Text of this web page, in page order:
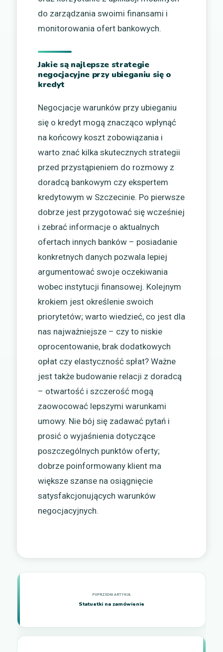
do zarządzania swoimi finansami i
monitorowania ofert bankowych.
Jakie są najlepsze strategie
negocjacyjne przy ubieganiu się o
kredyt
Negocjacje warunków przy ubieganiu
się o kredyt mogą znacząco wpłynąć
na końcowy koszt zobowiązania i
warto znać kilka skutecznych strategii
przed przystąpieniem do rozmowy z
doradcą bankowym czy ekspertem
kredytowym w Szczecinie. Po pierwsze
dobrze jest przygotować się wcześniej
i zebrać informacje o aktualnych
ofertach innych banków – posiadanie
konkretnych danych pozwala lepiej
argumentować swoje oczekiwania
wobec instytucji finansowej. Kolejnym
krokiem jest określenie swoich
priorytetów; warto wiedzieć, co jest dla
nas najważniejsze – czy to niskie
oprocentowanie, brak dodatkowych
opłat czy elastyczność spłat? Ważne
jest także budowanie relacji z doradcą
– otwartość i szczerość mogą
zaowocować lepszymi warunkami
umowy. Nie bój się zadawać pytań i
prosić o wyjaśnienia dotyczące
poszczególnych punktów oferty;
dobrze poinformowany klient ma
większe szanse na osiągnięcie
satysfakcjonujących warunków
negocjacyjnych.
Statuetki na zamówienie